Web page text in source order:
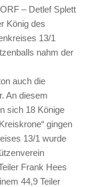
– Detlef Splett
König des
13/1
nahm der
auch die
An diesem
sich 18 Könige
gingen
13/1 wurde
Frank Hees
44,9 Teiler